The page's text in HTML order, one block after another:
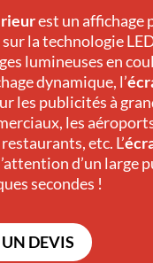
est un affichage
la technologie
lumineuses en
dynamique, l’
les publicités à
les
etc. L’
d’un large
secondes !
DEVIS